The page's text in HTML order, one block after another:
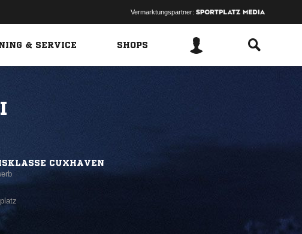
Vermarktungspartner:
& SERVICE SHOPS
CUXHAVEN